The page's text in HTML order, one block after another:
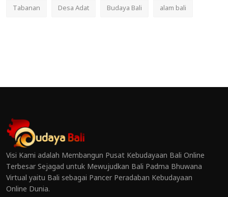
Tabanan
Desa Adat Budaya Bali alam bali
Visi Kami adalah Membangun Pusat Kebudayaan Bali Online
Terbesar Sejagad untuk Mewujudkan Bali Padma Bhuwana
Virtual yaitu Bali sebagai Pancer Peradaban Kebudayaan
Online Dunia.